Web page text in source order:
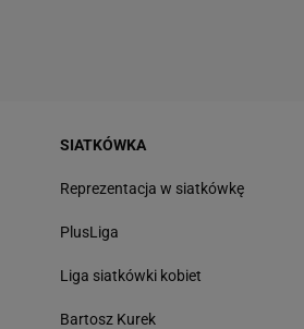
SIATKÓWKA
Reprezentacja w siatkówkę
PlusLiga
Liga siatkówki kobiet
Bartosz Kurek